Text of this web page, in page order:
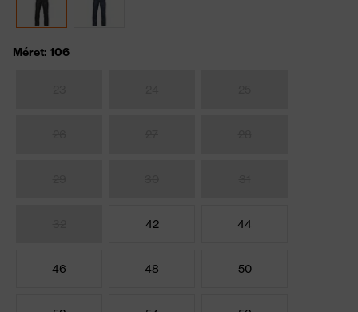
Méret: 106
42 44
46 48 50